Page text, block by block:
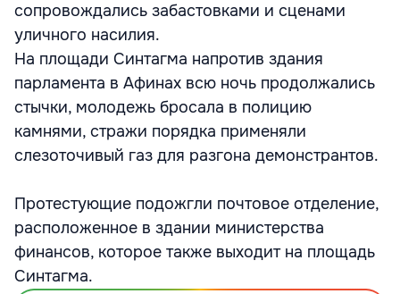
сопровождались забастовками и сценами
уличного насилия.
На площади Синтагма напротив здания
парламента в Афинах всю ночь продолжались
стычки, молодежь бросала в полицию
камнями, стражи порядка применяли
слезоточивый газ для разгона демонстрантов.
Протестующие подожгли почтовое отделение,
расположенное в здании министерства
финансов, которое также выходит на площадь
Синтагма.